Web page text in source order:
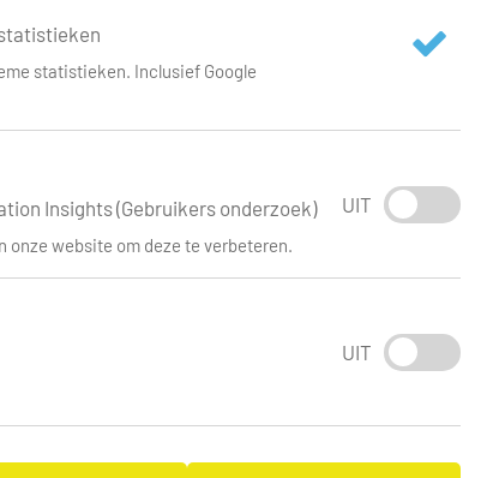
statistieken. Inclusief Google
Insights (Gebruikers onderzoek)
onze website om deze te verbeteren.
UIT
UIT